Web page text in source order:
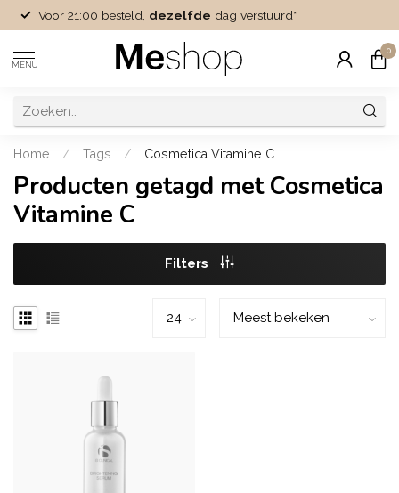
Voor 21:00 besteld, dezelfde dag verstuurd*
MENU
0
Home / Tags / Cosmetica Vitamine C
Producten getagd met Cosmetica
Vitamine C
Filters